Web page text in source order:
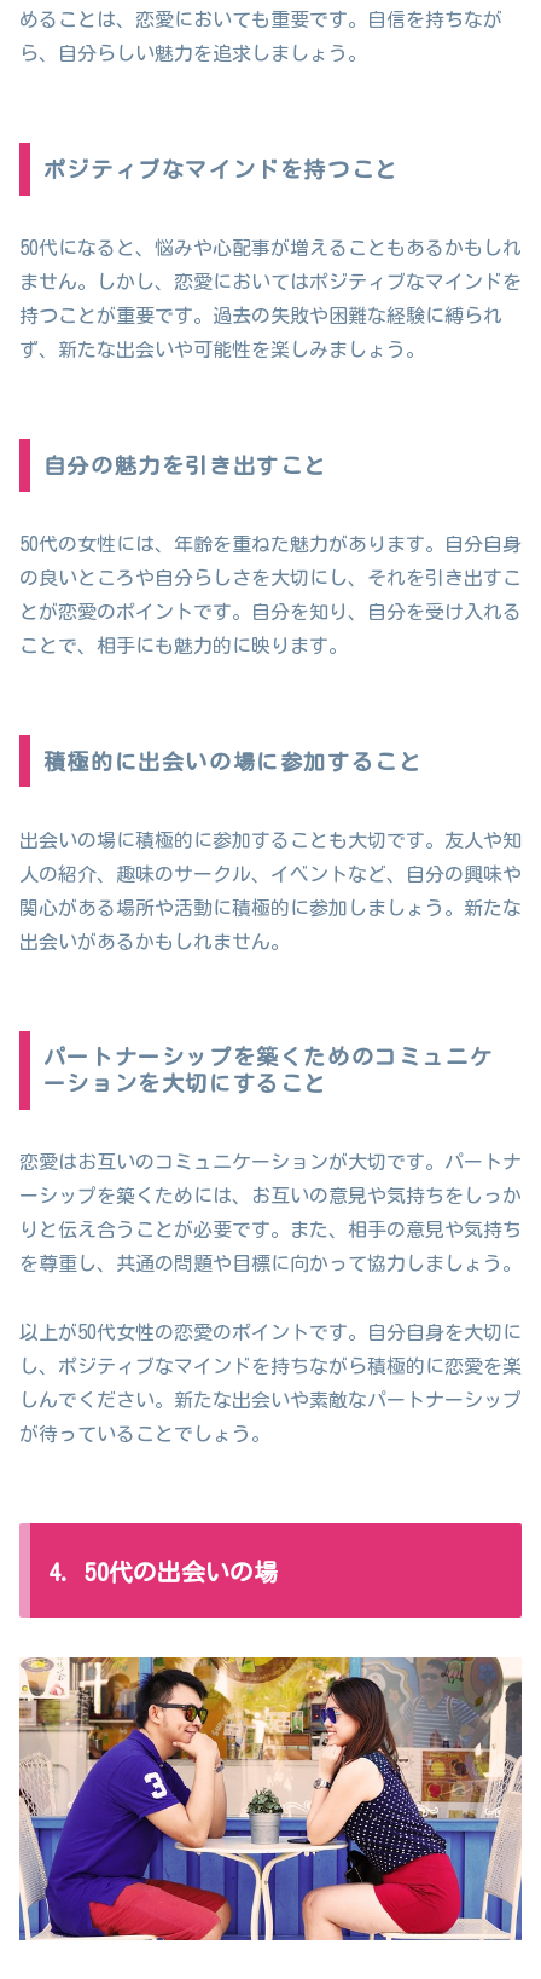
めることは、恋愛においても重要です。自信を持ちなが
ら、自分らしい魅力を追求しましょう。
ポジティブなマインドを持つこと
50代になると、悩みや心配事が増えることもあるかもしれ
ません。しかし、恋愛においてはポジティブなマインドを
持つことが重要です。過去の失敗や困難な経験に縛られ
ず、新たな出会いや可能性を楽しみましょう。
自分の魅力を引き出すこと
50代の女性には、年齢を重ねた魅力があります。自分自身
の良いところや自分らしさを大切にし、それを引き出すこ
とが恋愛のポイントです。自分を知り、自分を受け入れる
ことで、相手にも魅力的に映ります。
積極的に出会いの場に参加すること
出会いの場に積極的に参加することも大切です。友人や知
人の紹介、趣味のサークル、イベントなど、自分の興味や
関心がある場所や活動に積極的に参加しましょう。新たな
出会いがあるかもしれません。
パートナーシップを築くためのコミュニケ
ーションを大切にすること
恋愛はお互いのコミュニケーションが大切です。パートナ
ーシップを築くためには、お互いの意見や気持ちをしっか
りと伝え合うことが必要です。また、相手の意見や気持ち
を尊重し、共通の問題や目標に向かって協力しましょう。
以上が50代女性の恋愛のポイントです。自分自身を大切に
し、ポジティブなマインドを持ちながら積極的に恋愛を楽
しんでください。新たな出会いや素敵なパートナーシップ
が待っていることでしょう。
4. 50代の出会いの場